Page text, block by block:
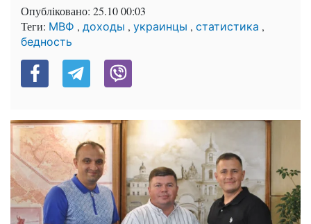
Опубліковано: 25.10 00:03
Теги: МВФ , доходы , украинцы , статистика ,
бедность